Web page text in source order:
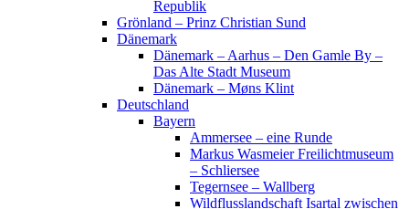
Republik
Grönland – Prinz Christian Sund
Dänemark
Dänemark – Aarhus – Den Gamle By –
Das Alte Stadt Museum
Dänemark – Møns Klint
Deutschland
Bayern
Ammersee – eine Runde
Markus Wasmeier Freilichtmuseum
– Schliersee
Tegernsee – Wallberg
Wildflusslandschaft Isartal zwischen